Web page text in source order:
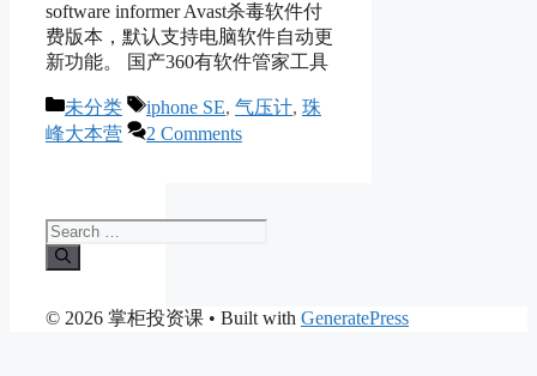
software informer Avast杀毒软件付
费版本，默认支持电脑软件自动更
新功能。 国产360有软件管家工具
Categories
未分类 Tags
iphone SE, 气压计, 珠
峰大本营
2 Comments
Search
for:
© 2026 掌柜投资课 • Built with GeneratePress